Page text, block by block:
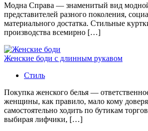
Модна Справа — знаменитый вид
представителей разного поколения,
материального достатка. Стильные
производства всемирно […]
Женские боди с длинным рукавом
Стиль
Покупка женского белья —
женщины, как правило, мало кому
самостоятельно ходить по бутикам
выбирая лифчики, […]